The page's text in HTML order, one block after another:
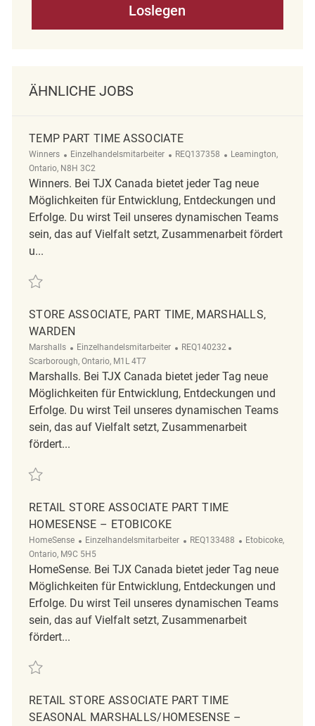
Loslegen
ÄHNLICHE JOBS
TEMP PART TIME ASSOCIATE
Winners Kategorie
Einzelhandelsmitarbeiter ReqId
REQ137358 Ort
Leamington,
Ontario, N8H 3C2
Winners. Bei TJX Canada bietet jeder Tag neue
Möglichkeiten für Entwicklung, Entdeckungen und
Erfolge. Du wirst Teil unseres dynamischen Teams
sein, das auf Vielfalt setzt, Zusammenarbeit fördert
u...
Retten Temp part time Associate REQ137358
STORE ASSOCIATE, PART TIME, MARSHALLS,
WARDEN
Marshalls Kategorie
Einzelhandelsmitarbeiter ReqId
REQ140232
Scarborough, Ontario, M1L 4T7
Marshalls. Bei TJX Canada bietet jeder Tag neue
Möglichkeiten für Entwicklung, Entdeckungen und
Erfolge. Du wirst Teil unseres dynamischen Teams
sein, das auf Vielfalt setzt, Zusammenarbeit
fördert...
Retten Store Associate, Part Time, Marshalls, Warden REQ140232
RETAIL STORE ASSOCIATE PART TIME
HOMESENSE – ETOBICOKE
HomeSense Kategorie
Einzelhandelsmitarbeiter ReqId
REQ133488 Ort
Etobicoke,
Ontario, M9C 5H5
HomeSense. Bei TJX Canada bietet jeder Tag neue
Möglichkeiten für Entwicklung, Entdeckungen und
Erfolge. Du wirst Teil unseres dynamischen Teams
sein, das auf Vielfalt setzt, Zusammenarbeit
fördert...
Retten Retail Store Associate Part Time HomeSense – Etobicoke
RETAIL STORE ASSOCIATE PART TIME
SEASONAL MARSHALLS/HOMESENSE –